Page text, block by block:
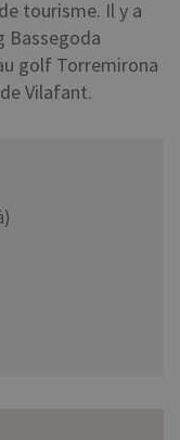
tourisme. Il y a
Bassegoda
golf Torremirona
Vilafant.